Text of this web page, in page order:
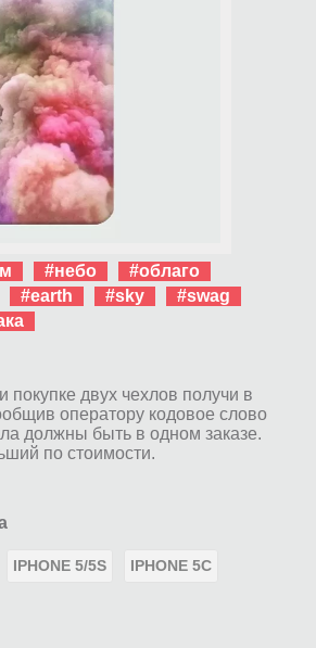
#небо
#облаго
#earth #sky
#swag
покупке двух чехлов получи в
оператору кодовое слово
должны быть в одном заказе.
по стоимости.
IPHONE 5/5S IPHONE 5C